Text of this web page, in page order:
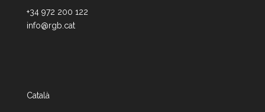
+34 972 200 122
info@rgb.cat
Català